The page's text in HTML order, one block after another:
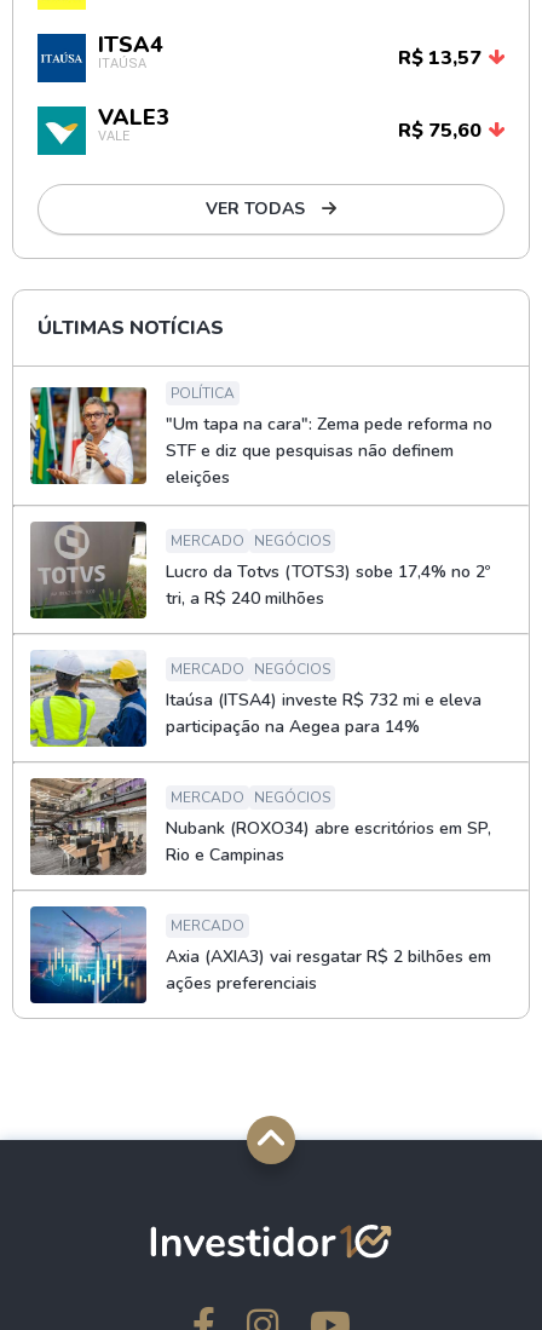
ITSA4
ITAÚSA R$ 13,57
VALE3
VALE R$ 75,60
VER TODAS
ÚLTIMAS NOTÍCIAS
POLÍTICA
"Um tapa na cara": Zema pede reforma no
STF e diz que pesquisas não definem
eleições
MERCADO NEGÓCIOS
Lucro da Totvs (TOTS3) sobe 17,4% no 2º
tri, a R$ 240 milhões
MERCADO NEGÓCIOS
Itaúsa (ITSA4) investe R$ 732 mi e eleva
participação na Aegea para 14%
MERCADO NEGÓCIOS
Nubank (ROXO34) abre escritórios em SP,
Rio e Campinas
MERCADO
Axia (AXIA3) vai resgatar R$ 2 bilhões em
ações preferenciais